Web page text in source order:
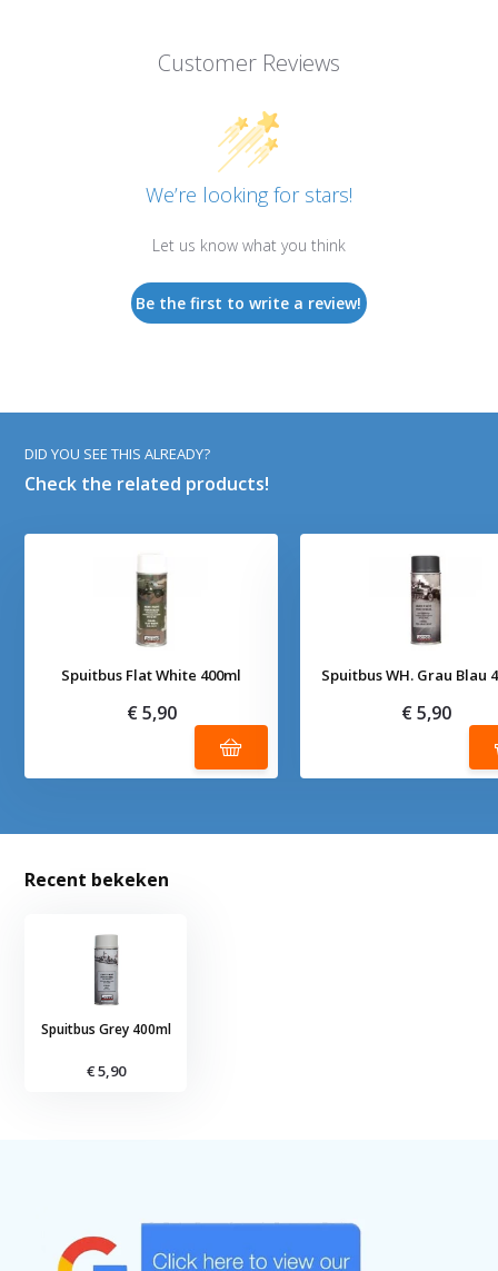
Customer Reviews
We’re looking for stars!
Let us know what you think
Be the first to write a review!
DID YOU SEE THIS ALREADY?
Check the related products!
Spuitbus Flat White 400ml
€ 5,90
Spuitbus WH. Grau Blau
€ 5,90
Recent bekeken
Spuitbus Grey 400ml
€ 5,90